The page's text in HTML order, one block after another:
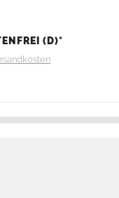
(D)*